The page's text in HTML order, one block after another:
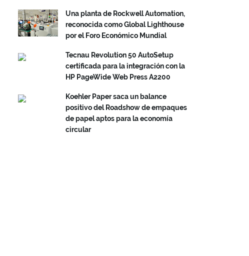
Una planta de Rockwell Automation,
reconocida como Global Lighthouse
por el Foro Económico Mundial
Tecnau Revolution 50 AutoSetup
certificada para la integración con la
HP PageWide Web Press A2200
Koehler Paper saca un balance
positivo del Roadshow de empaques
de papel aptos para la economía
circular